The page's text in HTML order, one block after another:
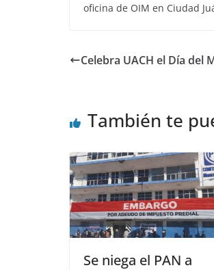
oficina de OIM en Ciudad
Celebra UACH el Día del
También te
Se niega el PAN a